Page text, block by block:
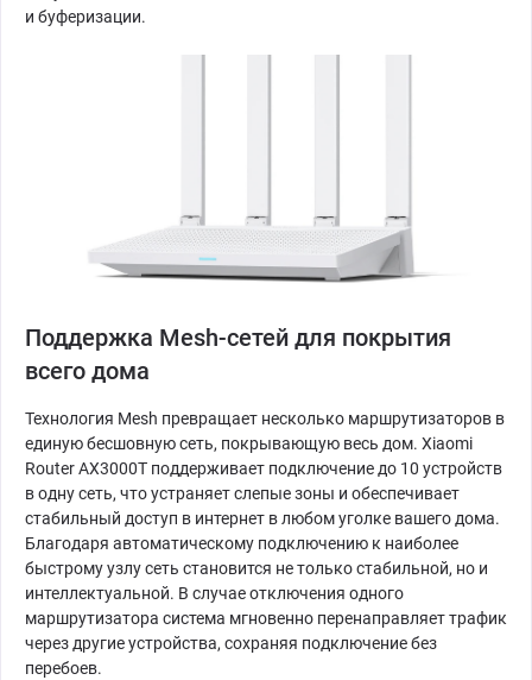
и буферизации.
Поддержка Mesh-сетей для покрытия
всего дома
Технология Mesh превращает несколько маршрутизаторов в
единую бесшовную сеть, покрывающую весь дом. Xiaomi
Router AX3000T поддерживает подключение до 10 устройств
в одну сеть, что устраняет слепые зоны и обеспечивает
стабильный доступ в интернет в любом уголке вашего дома.
Благодаря автоматическому подключению к наиболее
быстрому узлу сеть становится не только стабильной, но и
интеллектуальной. В случае отключения одного
маршрутизатора система мгновенно перенаправляет трафик
через другие устройства, сохраняя подключение без
перебоев.